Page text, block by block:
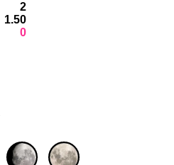
2
1.50
0